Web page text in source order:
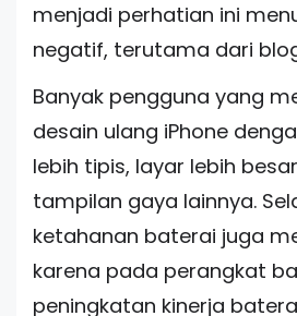
menjadi perhatian ini
negatif, terutama dari
Banyak pengguna yang
desain ulang iPhone
lebih tipis, layar lebih
tampilan gaya lainnya.
ketahanan baterai juga
karena pada perangkat
peningkatan kinerja